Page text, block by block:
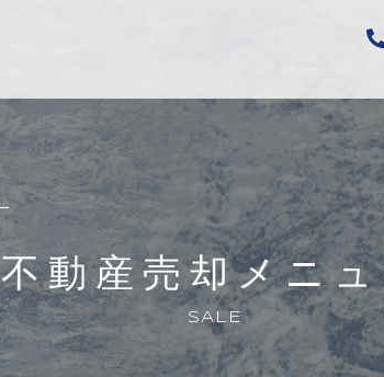
不動産売却メニ
SALE